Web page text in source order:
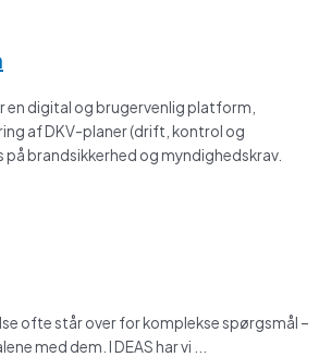
en digital og brugervenlig platform,
af DKV-planer (drift, kontrol og
brandsikkerhed og myndighedskrav.
ofte står over for komplekse spørgsmål –
med dem. I DEAS har vi ...